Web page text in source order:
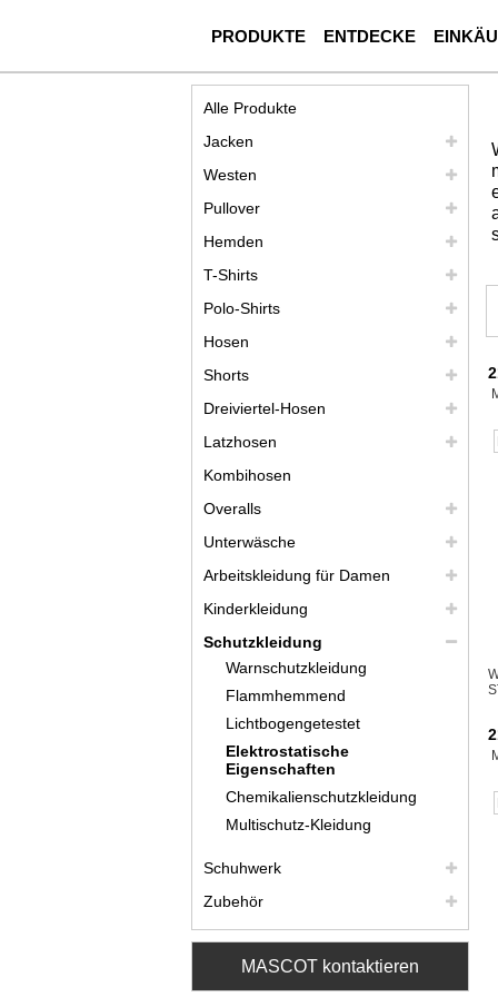
PRODUKTE ENTDECKE
Alle Produkte
Jacken
Westen
Pullover
Hemden
T-Shirts
Polo-Shirts
Hosen
Shorts
Dreiviertel-Hosen
Latzhosen
Kombihosen
Overalls
Unterwäsche
Arbeitskleidung für Damen
Kinderkleidung
Schutzkleidung
Warnschutzkleidung
Flammhemmend
Lichtbogengetestet
Elektrostatische
Eigenschaften
Chemikalienschutzkleidung
Multischutz-Kleidung
Schuhwerk
Zubehör
MASCOT kontaktieren